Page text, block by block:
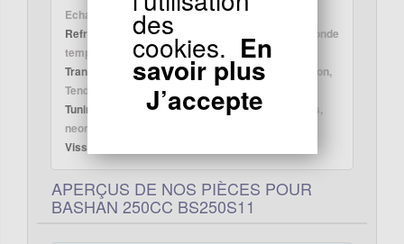
Echappement Racing, Joint pot d'échappement
Refroidissement :Ventilateur, durite, Radiateur, Sonde
température, turbine pompe à eau
Transmission :Chaine quad, Couronne quad, Pignon,
Tendeur chaine, sélecteur vitesse
Tuning Quad Bashan :piece tuning, Guidon, valves,
neon Embout, clignotant Led
Visserie :
APERÇUS DE NOS PIÈCES POUR
BASHAN 250CC BS250S11
des
cookies. En
savoir plus
J’accepte